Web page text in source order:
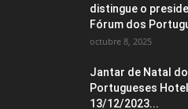
distingue o
Fórum dos
octubre 8, 2025
Jantar de Natal
Portugueses
13/12/2023...